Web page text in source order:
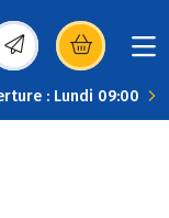
dans une
: Lundi 09:00